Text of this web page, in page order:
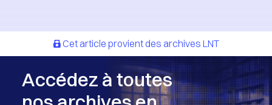
Cet article provient des archives LNT
Accédez à toutes